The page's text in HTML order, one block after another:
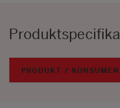
PRODUKT /